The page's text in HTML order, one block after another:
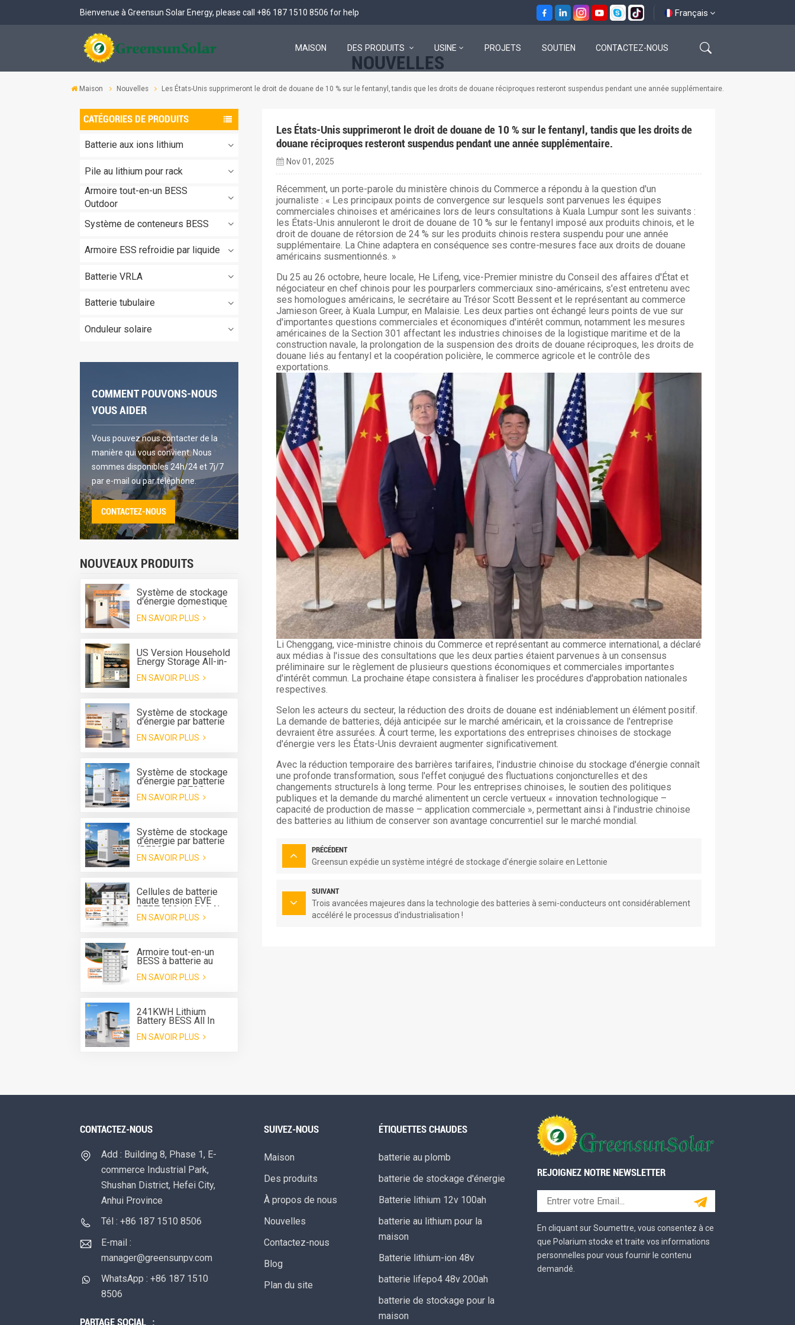
Bienvenue à Greensun Solar Energy, please call +86 187 1510 8506 for help Français
français
MAISON DES PRODUITS USINE PROJETS SOUTIEN CONTACTEZ-NOUS
NOUVELLES
Maison Nouvelles Les États-Unis supprimeront le droit de douane de 10 % sur le fentanyl, tandis que les droits de douane réciproques resteront suspendus pendant une année supplémentaire.
CATÉGORIES DE PRODUITS
Batterie aux ions lithium
Pile au lithium pour rack
Armoire tout-en-un BESS
Outdoor
Système de conteneurs BESS
Armoire ESS refroidie par liquide
Batterie VRLA
Batterie tubulaire
Onduleur solaire
COMMENT POUVONS-NOUS
VOUS AIDER
Vous pouvez nous contacter de la
manière qui vous convient. Nous
sommes disponibles 24h/24 et 7j/7
par e-mail ou par téléphone.
CONTACTEZ-NOUS
NOUVEAUX PRODUITS
Système de stockage
d'énergie domestique
tout-en-un Greensun G-
AIO-200-S6K/S11K
EN SAVOIR PLUS
US Version Household
Energy Storage All-in-
one Machine G-AIO-
200-U7.2K
EN SAVOIR PLUS
Système de stockage
d'énergie par batterie
tout-en-un Solis 125
kW 261 kWh avec
EN SAVOIR PLUS
Système de stockage
d'énergie par batterie
tout-en-un BESS
extérieur Deye 125 kW
hybride de 261 kWh
EN SAVOIR PLUS
Système de stockage
d'énergie par batterie
(BESS) tout-en-un pour
extérieur avec
intégré de 125 kW et
batterie de 261 kWh.
EN SAVOIR PLUS
Cellules de batterie
haute tension EVE
REPT 280 Ah 314 Ah
Système de batterie
EN SAVOIR PLUS
Armoire tout-en-un
BESS à batterie au
pour système de
EN SAVOIR PLUS
241KWH Lithium
Battery BESS All In
One Cabinet with Deye
three phase Hybrid
EN SAVOIR PLUS
Les États-Unis supprimeront le droit de douane de 10 % sur le fentanyl, tandis que les droits de
douane réciproques resteront suspendus pendant une année supplémentaire.
Nov 01, 2025
Récemment, un porte-parole du ministère chinois du Commerce a répondu à la question d'un
journaliste : « Les principaux points de convergence sur lesquels sont parvenues les équipes
commerciales chinoises et américaines lors de leurs consultations à Kuala Lumpur sont les suivants :
les États-Unis annuleront le droit de douane de 10 % sur le fentanyl imposé aux produits chinois, et le
droit de douane de rétorsion de 24 % sur les produits chinois restera suspendu pour une année
supplémentaire. La Chine adaptera en conséquence ses contre-mesures face aux droits de douane
américains susmentionnés. »
Du 25 au 26 octobre, heure locale, He Lifeng, vice-Premier ministre du Conseil des affaires d'État et
négociateur en chef chinois pour les pourparlers commerciaux sino-américains, s'est entretenu avec
ses homologues américains, le secrétaire au Trésor Scott Bessent et le représentant au commerce
Jamieson Greer, à Kuala Lumpur, en Malaisie. Les deux parties ont échangé leurs points de vue sur
d'importantes questions commerciales et économiques d'intérêt commun, notamment les mesures
américaines de la Section 301 affectant les industries chinoises de la logistique maritime et de la
construction navale, la prolongation de la suspension des droits de douane réciproques, les droits de
douane liés au fentanyl et la coopération policière, le commerce agricole et le contrôle des
exportations.
Li Chenggang, vice-ministre chinois du Commerce et représentant au commerce international, a déclaré
aux médias à l'issue des consultations que les deux parties étaient parvenues à un consensus
préliminaire sur le règlement de plusieurs questions économiques et commerciales importantes
d'intérêt commun. La prochaine étape consistera à finaliser les procédures d'approbation nationales
respectives.
Selon les acteurs du secteur, la réduction des droits de douane est indéniablement un élément positif.
La demande de batteries, déjà anticipée sur le marché américain, et la croissance de l'entreprise
devraient être assurées. À court terme, les exportations des entreprises chinoises de stockage
d'énergie vers les États-Unis devraient augmenter significativement.
Avec la réduction temporaire des barrières tarifaires, l'industrie chinoise du stockage d'énergie connaît
une profonde transformation, sous l'effet conjugué des fluctuations conjoncturelles et des
changements structurels à long terme. Pour les entreprises chinoises, le soutien des politiques
publiques et la demande du marché alimentent un cercle vertueux « innovation technologique –
capacité de production de masse – application commerciale », permettant ainsi à l'industrie chinoise
des batteries au lithium de conserver son avantage concurrentiel sur le marché mondial.
PRÉCÉDENT
Greensun expédie un système intégré de stockage d'énergie solaire en Lettonie
SUIVANT
Trois avancées majeures dans la technologie des batteries à semi-conducteurs ont considérablement
accéléré le processus d'industrialisation !
CONTACTEZ-NOUS
Add : Building 8, Phase 1, E-
commerce Industrial Park,
Shushan District, Hefei City,
Anhui Province
Tél : +86 187 1510 8506
E-mail :
manager@greensunpv.com
WhatsApp : +86 187 1510
8506
PARTAGE SOCIAL ：
SUIVEZ-NOUS
Maison
Des produits
À propos de nous
Nouvelles
Contactez-nous
Blog
Plan du site
ÉTIQUETTES CHAUDES
batterie au plomb
batterie de stockage d'énergie
Batterie lithium 12v 100ah
batterie au lithium pour la
maison
Batterie lithium-ion 48v
batterie lifepo4 48v 200ah
batterie de stockage pour la
maison
REJOIGNEZ NOTRE NEWSLETTER
En cliquant sur Soumettre, vous consentez à ce
que Polarium stocke et traite vos informations
personnelles pour vous fournir le contenu
demandé.